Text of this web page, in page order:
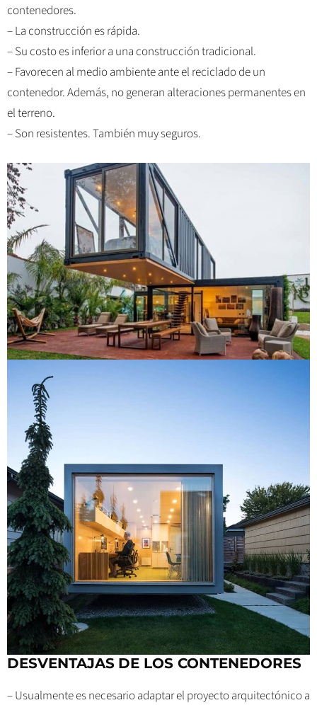
contenedores.
– La construcción es rápida.
– Su costo es inferior a una construcción tradicional.
– Favorecen al medio ambiente ante el reciclado de un
contenedor. Además, no generan alteraciones permanentes en
el terreno.
– Son resistentes. También muy seguros.
DESVENTAJAS DE LOS CONTENEDORES
– Usualmente es necesario adaptar el proyecto arquitectónico a